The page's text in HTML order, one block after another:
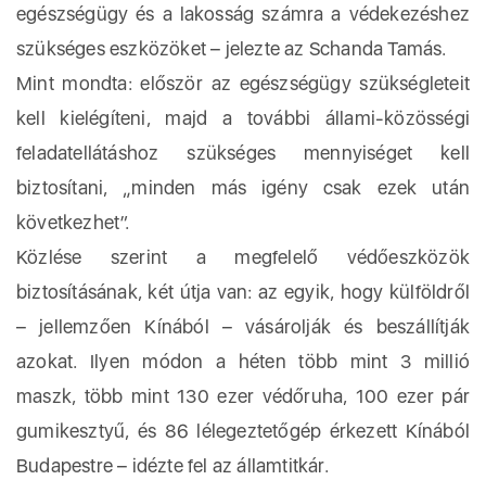
egészségügy és a lakosság számra a védekezéshez
szükséges eszközöket – jelezte az Schanda Tamás.
Mint mondta: először az egészségügy szükségleteit
kell kielégíteni, majd a további állami-közösségi
feladatellátáshoz szükséges mennyiséget kell
biztosítani, „minden más igény csak ezek után
következhet”.
Közlése szerint a megfelelő védőeszközök
biztosításának, két útja van: az egyik, hogy külföldről
– jellemzően Kínából – vásárolják és beszállítják
azokat. Ilyen módon a héten több mint 3 millió
maszk, több mint 130 ezer védőruha, 100 ezer pár
gumikesztyű, és 86 lélegeztetőgép érkezett Kínából
Budapestre – idézte fel az államtitkár.